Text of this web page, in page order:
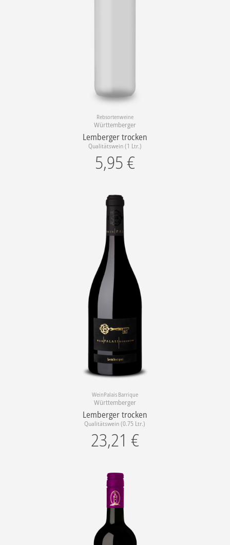
Rebsortenweine
Württemberger
Lemberger trocken
Qualitätswein (1 Ltr.)
5,95 €
WeinPalais Barrique
Württemberger
Lemberger trocken
Qualitätswein (0.75 Ltr.)
23,21 €